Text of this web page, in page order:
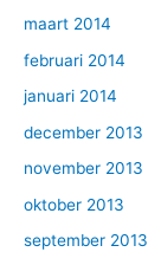
maart 2014
februari 2014
januari 2014
december 2013
november 2013
oktober 2013
september 2013